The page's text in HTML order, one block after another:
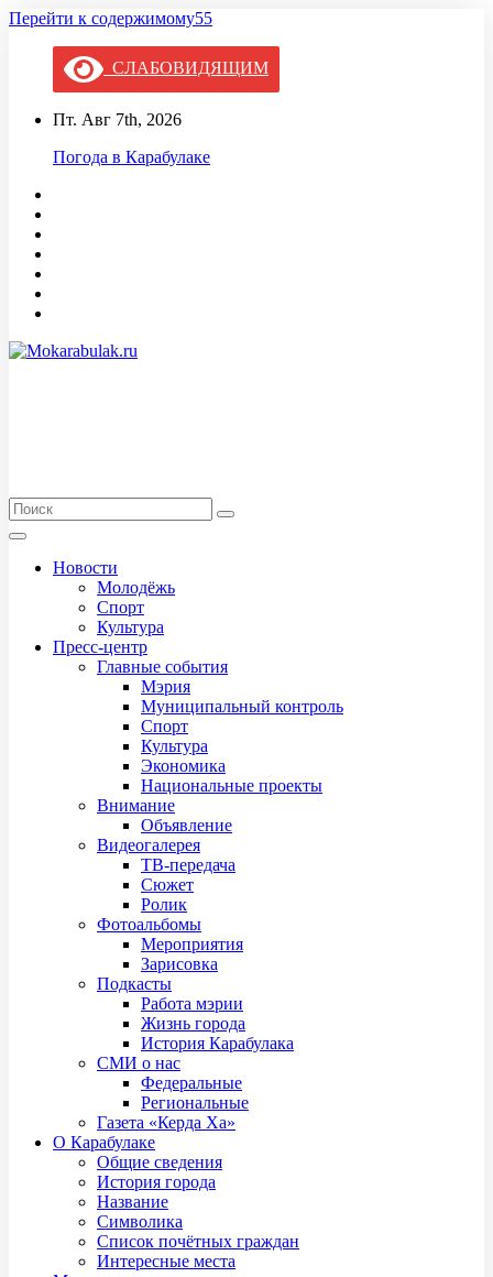
Перейти к содержимому55
СЛАБОВИДЯЩИМ
Пт. Авг 7th, 2026
Погода в Карабулаке
Новости
Молодёжь
Спорт
Культура
Пресс-центр
Главные события
Мэрия
Муниципальный контроль
Спорт
Культура
Экономика
Национальные проекты
Внимание
Объявление
Видеогалерея
ТВ-передача
Сюжет
Ролик
Фотоальбомы
Мероприятия
Зарисовка
Подкасты
Работа мэрии
Жизнь города
История Карабулака
СМИ о нас
Федеральные
Региональные
Газета «Керда Ха»
О Карабулаке
Общие сведения
История города
Название
Символика
Список почётных граждан
Интересные места